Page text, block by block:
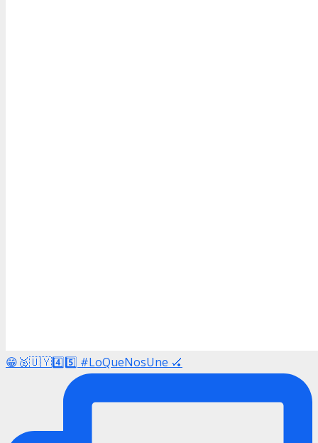
😁🥈🇺🇾4️⃣5️⃣ #LoQueNosUne 🏑